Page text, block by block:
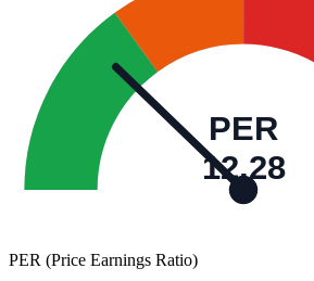
PER
12,28
PER (Price Earnings Ratio)